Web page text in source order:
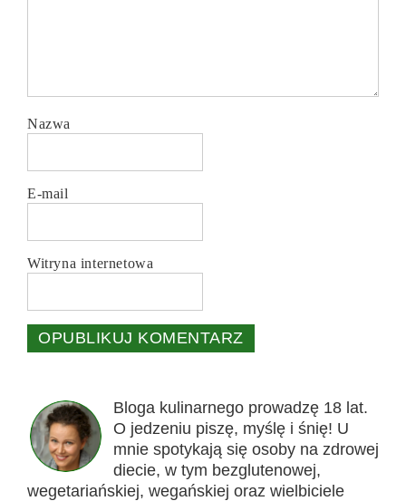
Nazwa
E-mail
Witryna internetowa
Bloga kulinarnego prowadzę 18 lat.
O jedzeniu piszę, myślę i śnię! U
mnie spotykają się osoby na zdrowej
diecie, w tym bezglutenowej,
wegetariańskiej, wegańskiej oraz wielbiciele